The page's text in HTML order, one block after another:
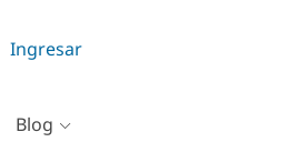
Ingresar
Blog